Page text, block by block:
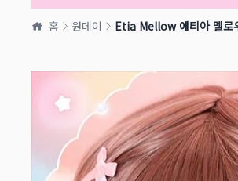
홈 원데이 Etia Mellow 에티아 멜로